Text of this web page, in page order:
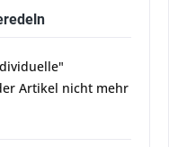
Artikel nicht mehr